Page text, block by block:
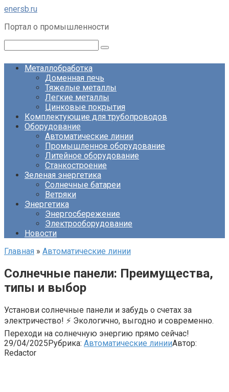
Перейти
контенту
enersb.ru
Портал о промышленности
Металлобработка
Доменная печь
Тяжелые металлы
Легкие металлы
Цинковые покрытия
Комплектующие для трубопроводов
Оборудование
Автоматические линии
Промышленное оборудование
Литейное оборудование
Станкостроение
Зеленая энергетика
Солнечные батареи
Ветряки
Энергетика
Энергосбережение
Электрооборудование
Новости
Главная » Автоматические линии
Солнечные панели: Преимущества,
типы и выбор
Установи солнечные панели и забудь о счетах за
электричество! ⚡ Экологично, выгодно и современно.
Переходи на солнечную энергию прямо сейчас!
29/04/2025Рубрика: Автоматические линииАвтор:
Redactor